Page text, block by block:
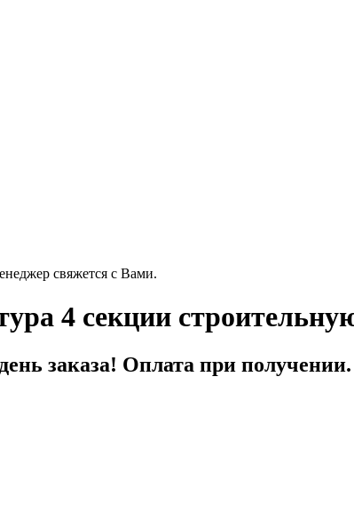
свяжется с Вами.
4 секции
заказа! Оплата при